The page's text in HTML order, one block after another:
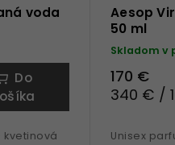
voda
Do
kvetinová
Aesop
50 ml
Skladom v
170 €
340 € /
Unisex